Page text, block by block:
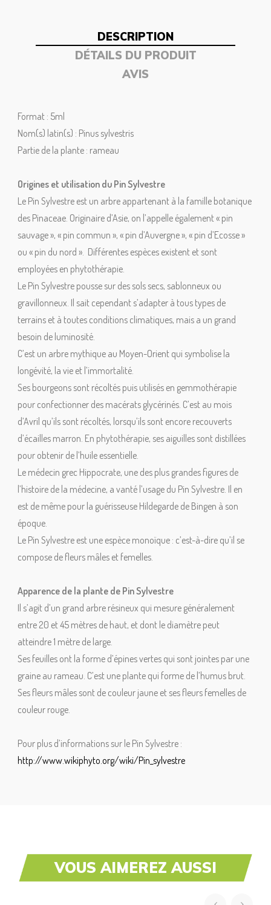
DESCRIPTION
DÉTAILS DU PRODUIT
AVIS
Format : 5ml
Nom(s) latin(s) : Pinus sylvestris
Partie de la plante : rameau
Origines et utilisation du Pin Sylvestre
Le Pin Sylvestre est un arbre appartenant à la famille botanique
des Pinaceae. Originaire d’Asie, on l’appelle également « pin
sauvage », « pin commun », « pin d’Auvergne », « pin d’Ecosse »
ou « pin du nord ». Différentes espèces existent et sont
employées en phytothérapie.
Le Pin Sylvestre pousse sur des sols secs, sablonneux ou
gravillonneux. Il sait cependant s’adapter à tous types de
terrains et à toutes conditions climatiques, mais a un grand
besoin de luminosité.
C’est un arbre mythique au Moyen-Orient qui symbolise la
longévité, la vie et l’immortalité.
Ses bourgeons sont récoltés puis utilisés en gemmothérapie
pour confectionner des macérats glycérinés. C’est au mois
d’Avril qu’ils sont récoltés, lorsqu’ils sont encore recouverts
d’écailles marron. En phytothérapie, ses aiguilles sont distillées
pour obtenir de l’huile essentielle.
Le médecin grec Hippocrate, une des plus grandes figures de
l’histoire de la médecine, a vanté l’usage du Pin Sylvestre. Il en
est de même pour la guérisseuse Hildegarde de Bingen à son
époque.
Le Pin Sylvestre est une espèce monoïque : c’est-à-dire qu’il se
compose de fleurs mâles et femelles.
Apparence de la plante de Pin Sylvestre
Il s’agit d’un grand arbre résineux qui mesure généralement
entre 20 et 45 mètres de haut, et dont le diamètre peut
atteindre 1 mètre de large.
Ses feuilles ont la forme d’épines vertes qui sont jointes par une
graine au rameau. C’est une plante qui forme de l’humus brut.
Ses fleurs mâles sont de couleur jaune et ses fleurs femelles de
couleur rouge.
Pour plus d’informations sur le Pin Sylvestre :
http://www.wikiphyto.org/wiki/Pin_sylvestre
VOUS AIMEREZ AUSSI